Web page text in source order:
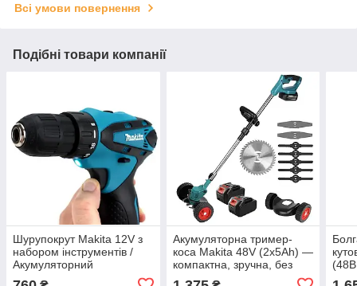
Всі умови повернення
Подібні товари компанії
Шурупокрут Makita 12V з
набором інструментів /
Акумуляторний
шурупокрут Макіта 12 В з
Акумуляторна тример-
коса Makita 48V (2х5Ah) —
компактна, зручна, без